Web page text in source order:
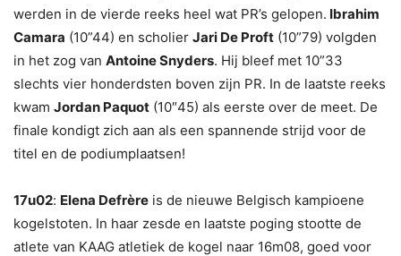
werden in de vierde reeks heel wat PR’s gelopen. Ibrahim
Camara (10”44) en scholier Jari De Proft (10”79) volgden
in het zog van Antoine Snyders. Hij bleef met 10”33
slechts vier honderdsten boven zijn PR. In de laatste reeks
kwam Jordan Paquot (10″45) als eerste over de meet. De
finale kondigt zich aan als een spannende strijd voor de
titel en de podiumplaatsen!
17u02: Elena Defrère is de nieuwe Belgisch kampioene
kogelstoten. In haar zesde en laatste poging stootte de
atlete van KAAG atletiek de kogel naar 16m08, goed voor